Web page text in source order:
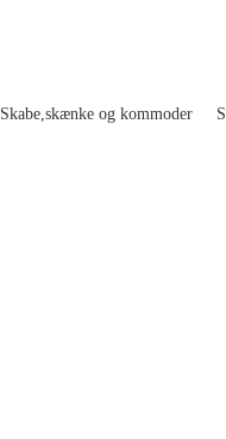
Skabe,skænke og kommoder